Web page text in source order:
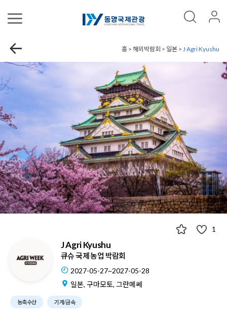
홈 > 해외박람회 > 일본 > J Agri Kyushu
1
J Agri Kyushu
큐슈 국제 농업 박람회
2027-05-27~2027-05-28
일본, 구마모토, 그란메쎄
농축수산 기계/금속